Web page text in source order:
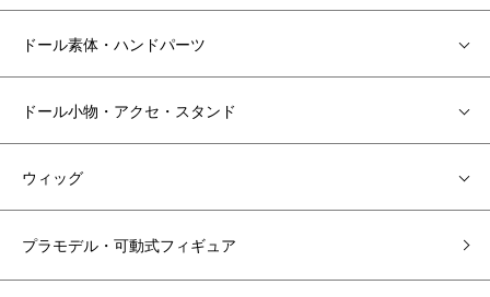
ドール素体・ハンドパーツ
ドール小物・アクセ・スタンド
ウィッグ
プラモデル・可動式フィギュア